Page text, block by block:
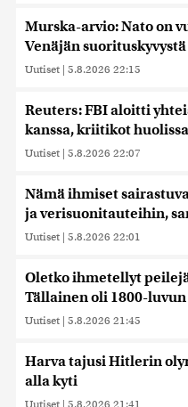
Murska-arvio: Nato on
Venäjän suorituskyvystä
Uutiset | 5.8.2026 22:15
Reuters: FBI aloitti
kanssa, kriitikot
Uutiset | 5.8.2026 22:07
Nämä ihmiset
ja verisuonitauteihin,
Uutiset | 5.8.2026 22:01
Oletko ihmetellyt
Tällainen oli 1800-
Uutiset | 5.8.2026 21:45
Harva tajusi Hitlerin
alla kyti
Uutiset | 5.8.2026 21:41